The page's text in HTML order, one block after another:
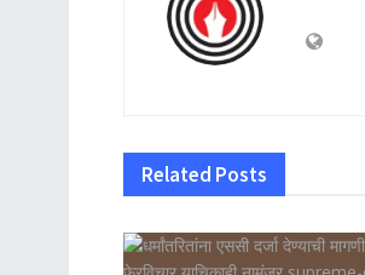
Related Posts